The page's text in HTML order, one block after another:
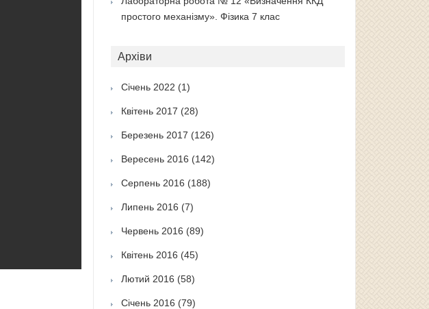
простого механізму». Фізика 7 клас
Архіви
Січень 2022 (1)
Квітень 2017 (28)
Березень 2017 (126)
Вересень 2016 (142)
Серпень 2016 (188)
Липень 2016 (7)
Червень 2016 (89)
Квітень 2016 (45)
Лютий 2016 (58)
Січень 2016 (79)